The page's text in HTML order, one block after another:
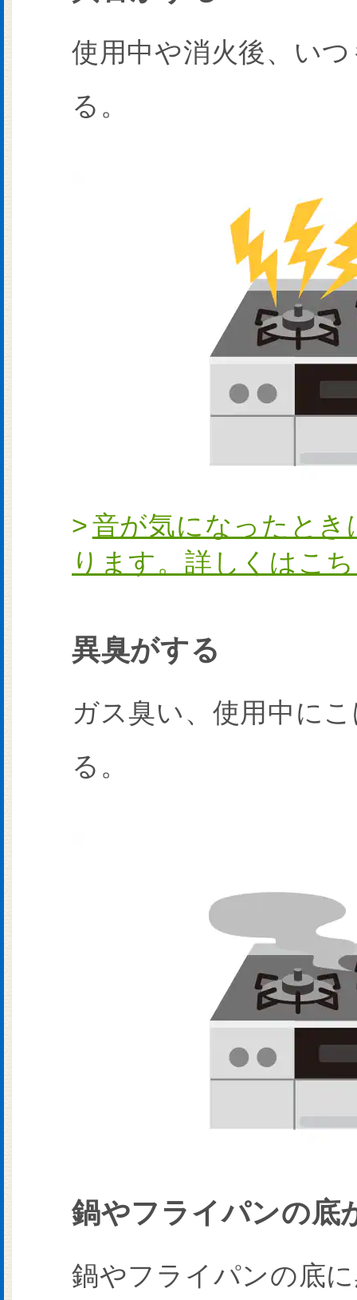
使用中や消火後、い
る。
音が気になったと
ります。詳しくはこ
異臭がする
ガス臭い、使用中に
る。
鍋やフライパンの底
鍋やフライパンの底